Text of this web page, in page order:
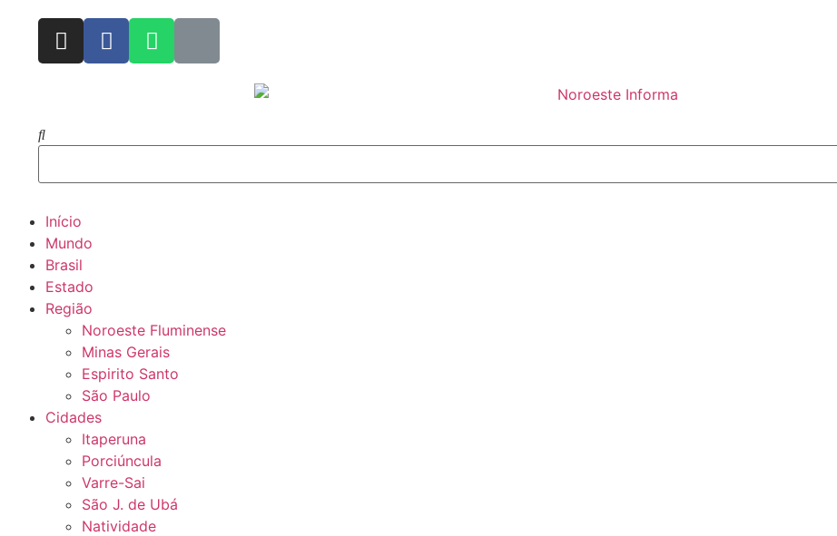
Início
Mundo
Brasil
Estado
Região
Noroeste Fluminense
Minas Gerais
Espirito Santo
São Paulo
Cidades
Itaperuna
Porciúncula
Varre-Sai
São J. de Ubá
Natividade